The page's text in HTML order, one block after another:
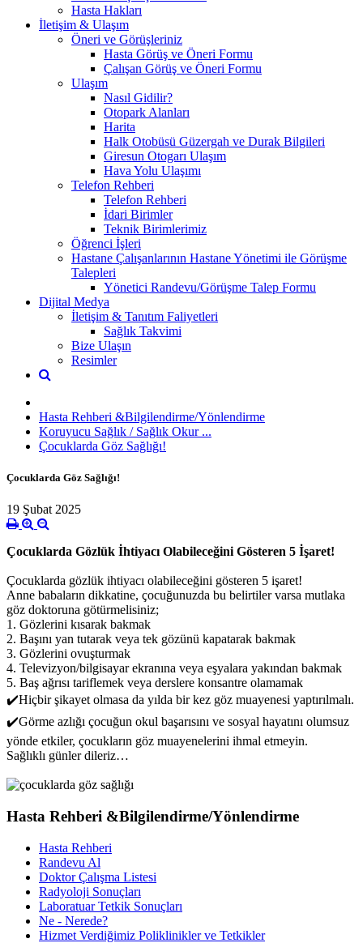
Hasta Hakları
İletişim & Ulaşım
Öneri ve Görüşleriniz
Hasta Görüş ve Öneri Formu
Çalışan Görüş ve Öneri Formu
Ulaşım
Nasıl Gidilir?
Otopark Alanları
Harita
Halk Otobüsü Güzergah ve Durak Bilgileri
Giresun Otogarı Ulaşım
Hava Yolu Ulaşımı
Telefon Rehberi
Telefon Rehberi
İdari Birimler
Teknik Birimlerimiz
Öğrenci İşleri
Hastane Çalışanlarının Hastane Yönetimi ile Görüşme
Talepleri
Yönetici Randevu/Görüşme Talep Formu
Dijital Medya
İletişim & Tanıtım Faliyetleri
Sağlık Takvimi
Bize Ulaşın
Resimler
Hasta Rehberi &Bilgilendirme/Yönlendirme
Koruyucu Sağlık / Sağlık Okur ...
Çocuklarda Göz Sağlığı!
Çocuklarda Göz Sağlığı!
19 Şubat 2025
Çocuklarda Gözlük İhtiyacı Olabileceğini Gösteren 5 İşaret!
Çocuklarda gözlük ihtiyacı olabileceğini gösteren 5 işaret!
Anne babaların dikkatine, çocuğunuzda bu belirtiler varsa mutlaka
göz doktoruna götürmelisiniz;
1. Gözlerini kısarak bakmak
2. Başını yan tutarak veya tek gözünü kapatarak bakmak
3. Gözlerini ovuşturmak
4. Televizyon/bilgisayar ekranına veya eşyalara yakından bakmak
5. Baş ağrısı tariflemek veya derslere konsantre olamamak
✔️Hiçbir şikayet olmasa da yılda bir kez göz muayenesi yaptırılmalı.
✔️Görme azlığı çocuğun okul başarısını ve sosyal hayatını olumsuz
yönde etkiler, çocukların göz muayenelerini ihmal etmeyin.
Sağlıklı günler dileriz…
Hasta Rehberi &Bilgilendirme/Yönlendirme
Hasta Rehberi
Randevu Al
Doktor Çalışma Listesi
Radyoloji Sonuçları
Laboratuar Tetkik Sonuçları
Ne - Nerede?
Hizmet Verdiğimiz Poliklinikler ve Tetkikler